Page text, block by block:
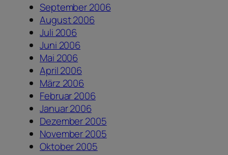
September 2006
August 2006
Juli 2006
Juni 2006
Mai 2006
April 2006
März 2006
Februar 2006
Januar 2006
Dezember 2005
November 2005
Oktober 2005